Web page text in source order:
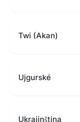
Twi (Akan)
Ujgurské
Ukrajinština